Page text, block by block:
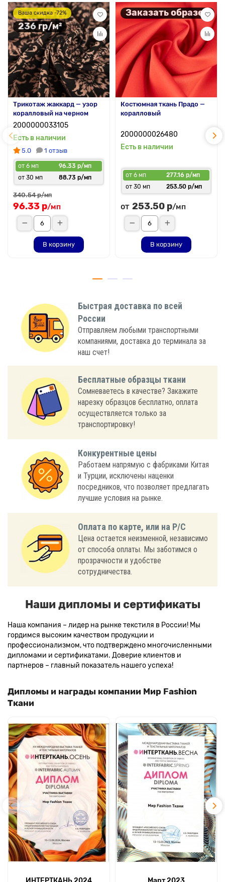
Ваша скидка -72%
236 гр/м²
Трикотаж жаккард — узор
коралловый на черном
2000000033105
Есть в наличии
5.0 1 отзыв
от 6 мп
96.33 р/мп
от 30 мп
88.73 р/мп
340.54 р/мп
96.33 р/мп
В корзину
Заказать образец
Костюмная ткань Прадо —
коралловый
2000000026480
Есть в наличии
от 6 мп
277.16 р/мп
от 30 мп
253.50 р/мп
от 253.50 р/мп
В корзину
Быстрая доставка по всей
России
Отправляем любыми транспортными
компаниями, доставка до терминала за
наш счет!
Бесплатные образцы ткани
Сомневаетесь в качестве? Закажите
нарезку образцов бесплатно, оплата
осуществляется только за
транспортировку!
Конкурентные цены
Работаем напрямую с фабриками Китая
и Турции, исключены наценки
посредников, что позволяет предлагать
лучшие условия на рынке.
Оплата по карте, или на Р/С
Цена остается неизменной, независимо
от способа оплаты. Мы заботимся о
прозрачности и удобстве
сотрудничества.
Наши дипломы и сертификаты
Наша компания – лидер на рынке текстиля в России! Мы
гордимся высоким качеством продукции и
профессионализмом, что подтверждено многочисленными
дипломами и сертификатами. Доверие клиентов и
партнеров – главный показатель нашего успеха!
Дипломы и награды компании Мир Fashion
Ткани